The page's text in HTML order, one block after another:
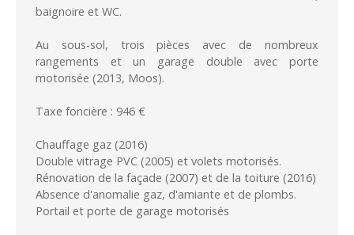
baignoire et WC.
Au sous-sol, trois pièces avec de nombreux
rangements et un garage double avec porte
motorisée (2013, Moos).
Taxe foncière : 946 €
Chauffage gaz (2016)
Double vitrage PVC (2005) et volets motorisés.
Rénovation de la façade (2007) et de la toiture (2016)
Absence d'anomalie gaz, d'amiante et de plombs.
Portail et porte de garage motorisés